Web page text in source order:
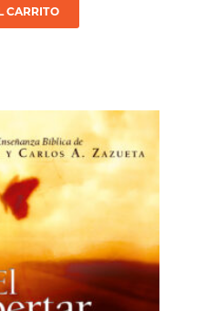
CARRITO